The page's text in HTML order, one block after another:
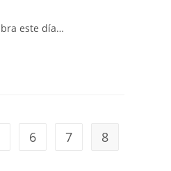
este día…
6 7 8